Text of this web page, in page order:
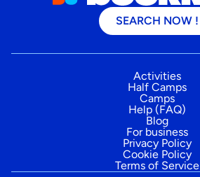
SEARCH NOW !
Activities
Half Camps
Camps
Help (FAQ)
Blog
For business
Privacy Policy
Cookie Policy
Terms of Service